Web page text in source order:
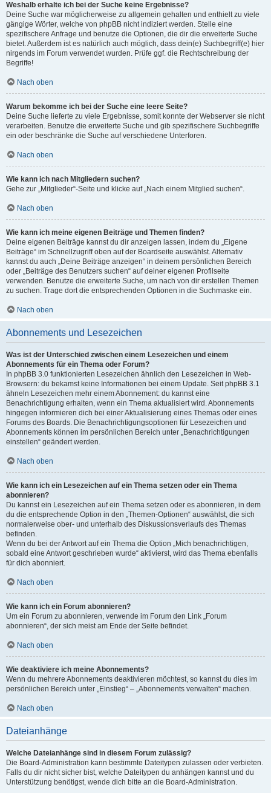
Weshalb erhalte ich bei der Suche keine Ergebnisse?
Deine Suche war möglicherweise zu allgemein gehalten und enthielt zu viele
gängige Wörter, welche von phpBB nicht indiziert werden. Stelle eine
spezifischere Anfrage und benutze die Optionen, die dir die erweiterte Suche
bietet. Außerdem ist es natürlich auch möglich, dass dein(e) Suchbegriff(e) hier
nirgends im Forum verwendet wurden. Prüfe ggf. die Rechtschreibung der
Begriffe!
Nach oben
Warum bekomme ich bei der Suche eine leere Seite?
Deine Suche lieferte zu viele Ergebnisse, somit konnte der Webserver sie nicht
verarbeiten. Benutze die erweiterte Suche und gib spezifischere Suchbegriffe
ein oder beschränke die Suche auf verschiedene Unterforen.
Nach oben
Wie kann ich nach Mitgliedern suchen?
Gehe zur „Mitglieder“-Seite und klicke auf „Nach einem Mitglied suchen“.
Nach oben
Wie kann ich meine eigenen Beiträge und Themen finden?
Deine eigenen Beiträge kannst du dir anzeigen lassen, indem du „Eigene
Beiträge“ im Schnellzugriff oben auf der Boardseite auswählst. Alternativ
kannst du auch „Deine Beiträge anzeigen“ in deinem persönlichen Bereich
oder „Beiträge des Benutzers suchen“ auf deiner eigenen Profilseite
verwenden. Benutze die erweiterte Suche, um nach von dir erstellen Themen
zu suchen. Trage dort die entsprechenden Optionen in die Suchmaske ein.
Nach oben
Abonnements und Lesezeichen
Was ist der Unterschied zwischen einem Lesezeichen und einem
Abonnements für ein Thema oder Forum?
In phpBB 3.0 funktionierten Lesezeichen ähnlich den Lesezeichen in Web-
Browsern: du bekamst keine Informationen bei einem Update. Seit phpBB 3.1
ähneln Lesezeichen mehr einem Abonnement: du kannst eine
Benachrichtigung erhalten, wenn ein Thema aktualisiert wird. Abonnements
hingegen informieren dich bei einer Aktualisierung eines Themas oder eines
Forums des Boards. Die Benachrichtigungsoptionen für Lesezeichen und
Abonnements können im persönlichen Bereich unter „Benachrichtigungen
einstellen“ geändert werden.
Nach oben
Wie kann ich ein Lesezeichen auf ein Thema setzen oder ein Thema
abonnieren?
Du kannst ein Lesezeichen auf ein Thema setzen oder es abonnieren, in dem
du die entsprechende Option in den „Themen-Optionen“ auswählst, die sich
normalerweise ober- und unterhalb des Diskussionsverlaufs des Themas
befinden.
Wenn du bei der Antwort auf ein Thema die Option „Mich benachrichtigen,
sobald eine Antwort geschrieben wurde“ aktivierst, wird das Thema ebenfalls
für dich abonniert.
Nach oben
Wie kann ich ein Forum abonnieren?
Um ein Forum zu abonnieren, verwende im Forum den Link „Forum
abonnieren“, der sich meist am Ende der Seite befindet.
Nach oben
Wie deaktiviere ich meine Abonnements?
Wenn du mehrere Abonnements deaktivieren möchtest, so kannst du dies im
persönlichen Bereich unter „Einstieg“ – „Abonnements verwalten“ machen.
Nach oben
Dateianhänge
Welche Dateianhänge sind in diesem Forum zulässig?
Die Board-Administration kann bestimmte Dateitypen zulassen oder verbieten.
Falls du dir nicht sicher bist, welche Dateitypen du anhängen kannst und du
Unterstützung benötigst, wende dich bitte an die Board-Administration.